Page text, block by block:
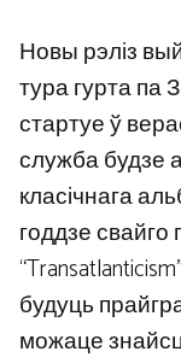
Новы рэліз
тура гурта па
стартуе ў
служба будзе
класічнага
годдзе
будуць
можаце знайсці